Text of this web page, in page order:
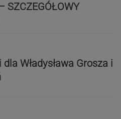
SZCZEGÓŁOWY
Władysława Grosza i